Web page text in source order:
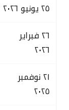
٢٥ يونيو ٢٠٢٦
٢٦ فبراير
٢٠٢٦
٢١ نوفمبر
٢٠٢٥